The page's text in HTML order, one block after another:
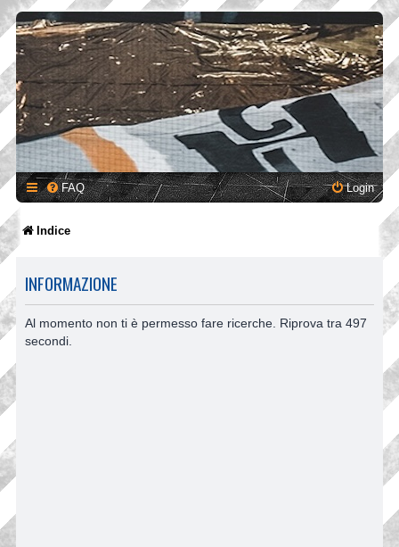
FAQ Login
Indice
INFORMAZIONE
Al momento non ti è permesso fare ricerche. Riprova tra 497
secondi.